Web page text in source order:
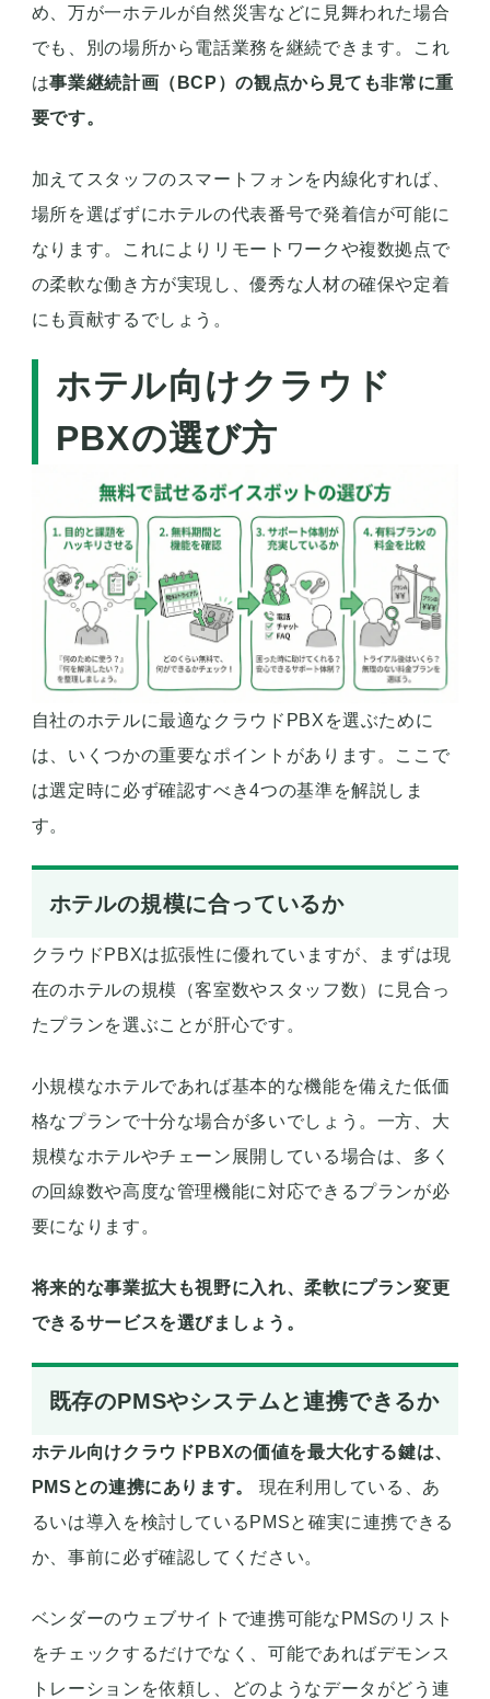
め、万が一ホテルが自然災害などに見舞われた場合
でも、別の場所から電話業務を継続できます。これ
は事業継続計画（BCP）の観点から見ても非常に重
要です。
加えてスタッフのスマートフォンを内線化すれば、
場所を選ばずにホテルの代表番号で発着信が可能に
なります。これによりリモートワークや複数拠点で
の柔軟な働き方が実現し、優秀な人材の確保や定着
にも貢献するでしょう。
ホテル向けクラウド
PBXの選び方
自社のホテルに最適なクラウドPBXを選ぶために
は、いくつかの重要なポイントがあります。ここで
は選定時に必ず確認すべき4つの基準を解説しま
す。
ホテルの規模に合っているか
クラウドPBXは拡張性に優れていますが、まずは現
在のホテルの規模（客室数やスタッフ数）に見合っ
たプランを選ぶことが肝心です。
小規模なホテルであれば基本的な機能を備えた低価
格なプランで十分な場合が多いでしょう。一方、大
規模なホテルやチェーン展開している場合は、多く
の回線数や高度な管理機能に対応できるプランが必
要になります。
将来的な事業拡大も視野に入れ、柔軟にプラン変更
できるサービスを選びましょう。
既存のPMSやシステムと連携できるか
ホテル向けクラウドPBXの価値を最大化する鍵は、
PMSとの連携にあります。
現在利用している、あ
るいは導入を検討しているPMSと確実に連携できる
か、事前に必ず確認してください。
ベンダーのウェブサイトで連携可能なPMSのリスト
をチェックするだけでなく、可能であればデモンス
トレーションを依頼し、どのようなデータがどう連